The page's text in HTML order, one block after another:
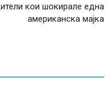
кои шокирале една
американска мајка